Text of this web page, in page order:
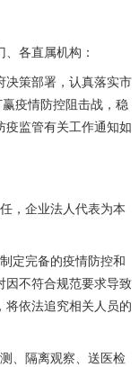
各直属机构：
决策部署，认真落实市
疫情防控阻击战，稳
疫监管有关工作通知如
，企业法人代表为本
定完备的疫情防控和
因不符合规范要求导致
将依法追究相关人员的
、隔离观察、送医检